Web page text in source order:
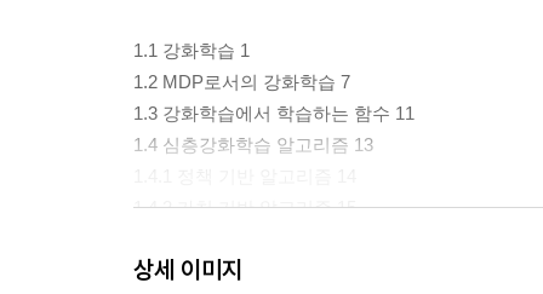
1.1 강화학습 1
1.2 MDP로서의 강화학습 7
1.3 강화학습에서 학습하는 함수 11
1.4 심층강화학습 알고리즘 13
1.4.2 가치 기반 알고리즘 15
1.4.4 결합된 방법 17
상세 이미지